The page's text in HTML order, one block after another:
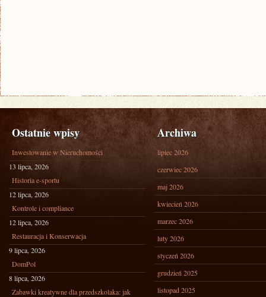
Ostatnie wpisy
Inwestowanie w Nieruchomości
13 lipca, 2026
Historia e-sportu
12 lipca, 2026
Kontrole i compliance
12 lipca, 2026
Restauracja i Konserwacja
9 lipca, 2026
DomPol
8 lipca, 2026
Zabawki kreatywne dla przedszkolaka: jak
Archiwa
lipiec 2026
czerwiec 2026
maj 2026
kwiecień 2026
marzec 2026
luty 2026
styczeń 2026
grudzień 2025
listopad 2025